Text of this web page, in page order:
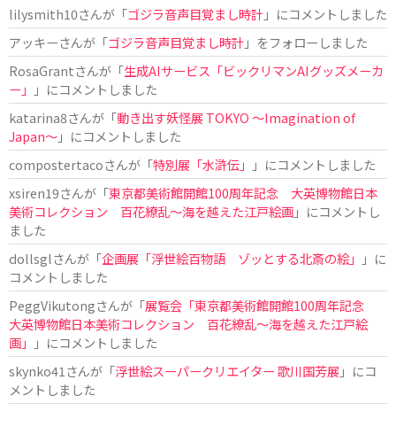
lilysmith10さんが「ゴジラ音声目覚まし時計」にコメントしました
アッキーさんが「ゴジラ音声目覚まし時計」をフォローしました
RosaGrantさんが「生成AIサービス「ビックリマンAIグッズメーカ
ー」
」にコメントしました
katarina8さんが「動き出す妖怪展 TOKYO 〜Imagination of
Japan〜」にコメントしました
compostertacoさんが「特別展「水滸伝」
」にコメントしました
xsiren19さんが「東京都美術館開館100周年記念 大英博物館日本
美術コレクション 百花繚乱～海を越えた江戸絵画」にコメントし
ました
dollsglさんが「企画展「浮世絵百物語 ゾッとする北斎の絵」
」に
コメントしました
PeggVikutongさんが「展覧会「東京都美術館開館100周年記念
大英博物館日本美術コレクション 百花繚乱〜海を越えた江戸絵
画」
」にコメントしました
skynko41さんが「浮世絵スーパークリエイター 歌川国芳展 」にコ
メントしました